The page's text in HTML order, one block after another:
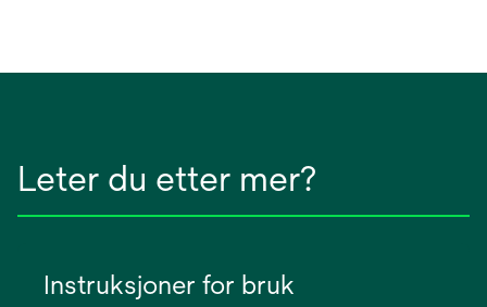
Leter du etter mer?
Instruksjoner for bruk